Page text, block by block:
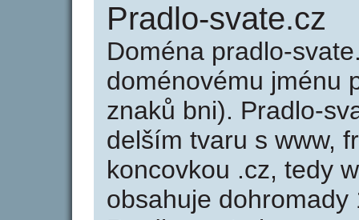
Pradlo-svate.cz
Doména pradlo-
doménovému jménu
znaků bni). Pradlo-
delším tvaru s www,
koncovkou .cz, tedy
obsahuje